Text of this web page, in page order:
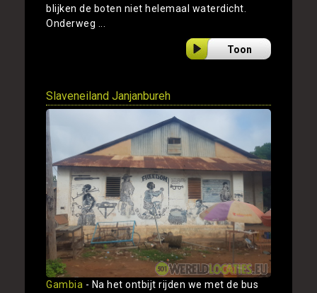
blijken de boten niet helemaal waterdicht.
Onderweg ...
Toon
Slaveneiland Janjanbureh
Gambia - Na het ontbijt rijden we met de bus